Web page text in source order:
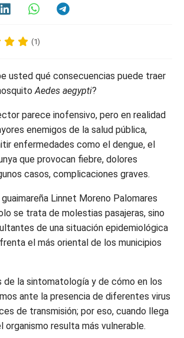
(1)
usted qué consecuencias puede traer
Aedes aegypti?
parece inofensivo, pero en realidad
enemigos de la salud pública,
enfermedades como el dengue, el
que provocan fiebre, dolores
casos, complicaciones graves.
Linnet Moreno Palomares
se trata de molestias pasajeras, sino
de una situación epidemiológica
el más oriental de los municipios
de la sintomatología y de cómo en los
ante la presencia de diferentes virus
de transmisión; por eso, cuando llega
organismo resulta más vulnerable.